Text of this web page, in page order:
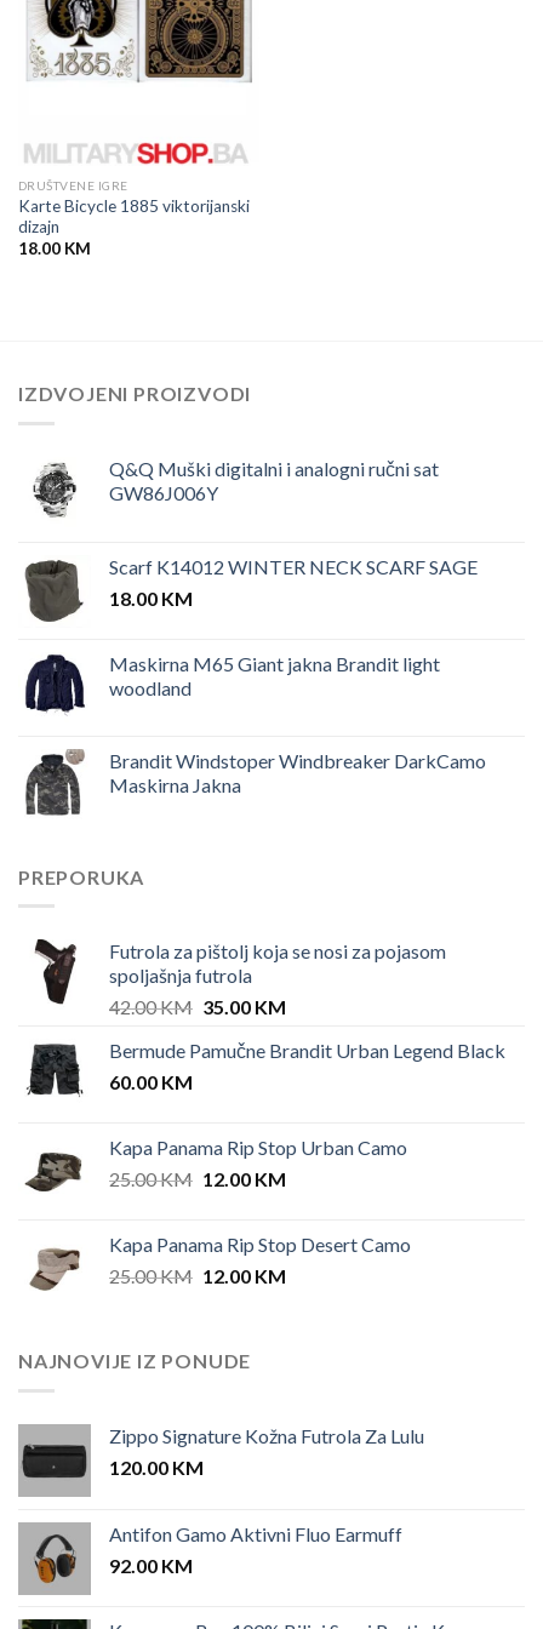
DRUŠTVENE IGRE
Karte Bicycle 1885 viktorijanski
dizajn
18.00 KM
IZDVOJENI PROIZVODI
Q&Q Muški digitalni i analogni ručni sat
GW86J006Y
Scarf K14012 WINTER NECK SCARF SAGE
18.00 KM
Maskirna M65 Giant jakna Brandit light
woodland
Brandit Windstoper Windbreaker DarkCamo
Maskirna Jakna
PREPORUKA
Futrola za pištolj koja se nosi za pojasom
spoljašnja futrola
42.00KM Original
was:
35.00 KMCurrent
is:
Bermude Pamučne Brandit Urban Legend Black
60.00 KM
Kapa Panama Rip Stop Urban Camo
25.00KM Original
25.00 KM.
12.00 KMCurrent
12.00 KM.
Kapa Panama Rip Stop Desert Camo
25.00KM Original
25.00 KM.
12.00 KMCurrent
NAJNOVIJE IZ PONUDE
Zippo Signature Kožna Futrola Za Lulu
120.00 KM
Antifon Gamo Aktivni Fluo Earmuff
92.00 KM